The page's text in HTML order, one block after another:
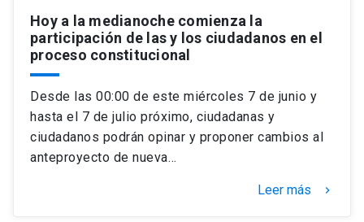
Hoy a la medianoche comienza la
participación de las y los ciudadanos en el
proceso constitucional
Desde las 00:00 de este miércoles 7 de junio y
hasta el 7 de julio próximo, ciudadanas y
ciudadanos podrán opinar y proponer cambios al
anteproyecto de nueva…
Leer más keyboard_arrow_right